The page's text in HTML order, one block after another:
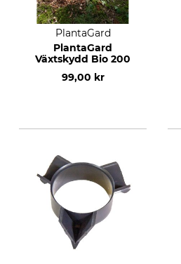
PlantaGard
PlantaGard
Växtskydd Bio 200
99,00 kr